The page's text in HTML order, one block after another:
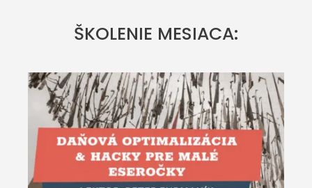
ŠKOLENIE MESIACA: